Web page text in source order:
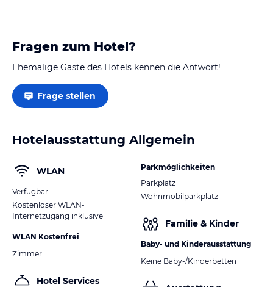
Fragen zum Hotel?
Ehemalige Gäste des Hotels kennen die Antwort!
Frage stellen
Hotelausstattung Allgemein
WLAN
Verfügbar
Kostenloser WLAN-
Internetzugang inklusive
WLAN Kostenfrei
Zimmer
Hotel Services
Parkmöglichkeiten
Parkplatz
Wohnmobilparkplatz
Familie & Kinder
Baby- und Kinderausstattung
Keine Baby-/Kinderbetten